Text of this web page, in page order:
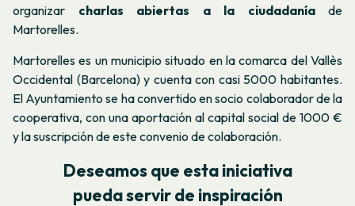
organizar charlas abiertas a la ciudadaníade
Martorelles.
Martorelles es un municipio situado en la comarca del Vallès
Occidental (Barcelona) y cuenta con casi 5000 habitantes.
El Ayuntamiento se ha convertido en socio colaborador de la
cooperativa, con una aportación al capital social de 1000 €
y la suscripción de este convenio de colaboración.
Deseamos que esta iniciativa
pueda servir de inspiración